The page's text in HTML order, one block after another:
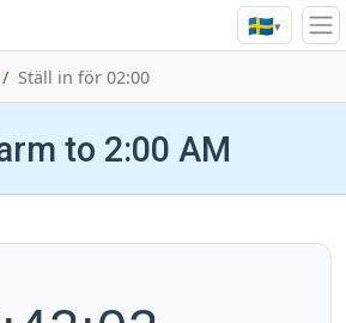
🇸🇪▾
Ställ in för 02:00
to 2:00 AM